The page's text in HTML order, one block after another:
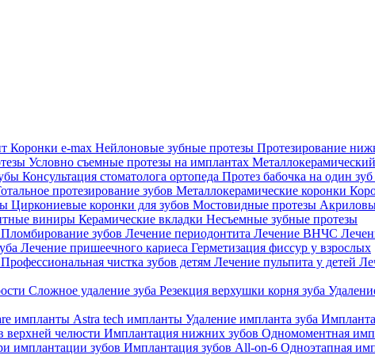
Коронки e-max Нейлоновые зубные протезы Протезирование
Условно съемные протезы на имплантах
Консультация стоматолога ортопеда Протез бабочка на один зуб
протезирование зубов Металлокерамические коронки
Циркониевые коронки для зубов Мостовидные протезы
виниры Керамические вкладки Несъемные зубные протезы
Пломбирование зубов Лечение периодонтита Лечение ВНЧС
Лечение пришеечного кариеса Герметизация фиссур у взрослых
Профессиональная чистка зубов детям Лечение пульпита у детей
Сложное удаление зуба Резекция верхушки корня зуба
импланты Astra tech импланты Удаление импланта зуба
верхней челюсти Имплантация нижних зубов Одномоментная
имплантации зубов Имплантация зубов All-on-6 Одноэтапная